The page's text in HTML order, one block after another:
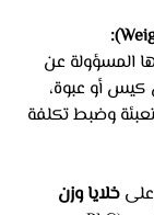
المسؤولة عن
كيس أو عبوة،
وضبط تكلفة
خلايا وزن